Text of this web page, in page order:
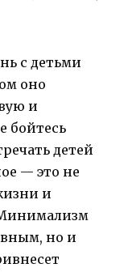
с детьми
оно
и
бойтесь
детей
— это не
и
но и